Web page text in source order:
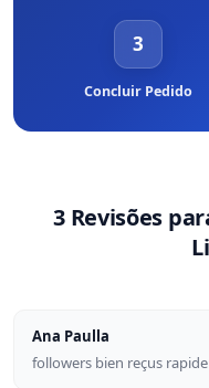
3
Concluir Pedido
3 Revisões
Ana Paulla
followers bien reçus